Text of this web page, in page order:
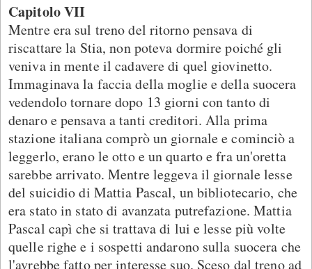
Capitolo VII
Mentre era sul treno del ritorno pensava di
riscattare la Stia, non poteva dormire poiché gli
veniva in mente il cadavere di quel giovinetto.
Immaginava la faccia della moglie e della suocera
vedendolo tornare dopo 13 giorni con tanto di
denaro e pensava a tanti creditori. Alla prima
stazione italiana comprò un giornale e cominciò a
leggerlo, erano le otto e un quarto e fra un'oretta
sarebbe arrivato. Mentre leggeva il giornale lesse
del suicidio di Mattia Pascal, un bibliotecario, che
era stato in stato di avanzata putrefazione. Mattia
Pascal capì che si trattava di lui e lesse più volte
quelle righe e i sospetti andarono sulla suocera che
l'avrebbe fatto per interesse suo. Sceso dal treno ad